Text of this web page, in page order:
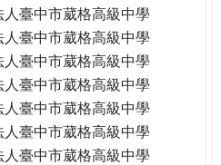
臺中市葳格高級中學
臺中市葳格高級中學
臺中市葳格高級中學
臺中市葳格高級中學
臺中市葳格高級中學
臺中市葳格高級中學
臺中市葳格高級中學